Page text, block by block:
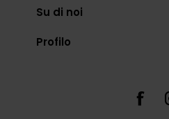
Su di noi
Profilo